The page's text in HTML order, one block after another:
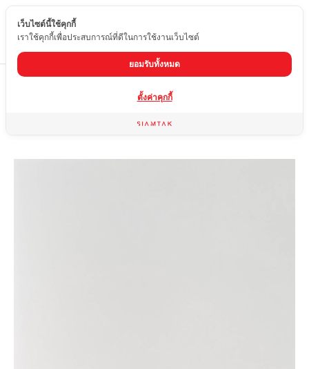
TH
กระเบื้องผิวด้าน
เว็บไซต์นี้ใช้คุกกี้
เราใช้คุกกี้เพื่อประสบการณ์ที่ดีในการใช้งานเว็บไซต์
ยอมรับทั้งหมด
ตั้งค่าคุกกี้